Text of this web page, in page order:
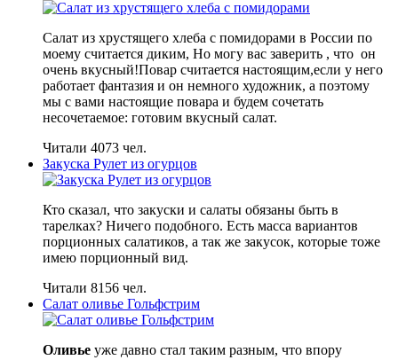
Салат из хрустящего хлеба с помидорами в России по
моему считается диким, Но могу вас заверить , что он
очень вкусный!Повар считается настоящим,если у него
работает фантазия и он немного художник, а поэтому
мы с вами настоящие повара и будем сочетать
несочетаемое: готовим вкусный салат.
Читали 4073 чел.
Закуска Рулет из огурцов
Кто сказал, что закуски и салаты обязаны быть в
тарелках? Ничего подобного. Есть масса вариантов
порционных салатиков, а так же закусок, которые тоже
имею порционный вид.
Читали 8156 чел.
Салат оливье Гольфстрим
Оливье уже давно стал таким разным, что впору